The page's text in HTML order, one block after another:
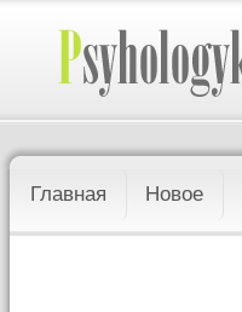
Главная Новое